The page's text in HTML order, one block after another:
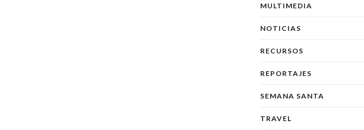
MULTIMEDIA
NOTICIAS
RECURSOS
REPORTAJES
SEMANA SANTA
TRAVEL